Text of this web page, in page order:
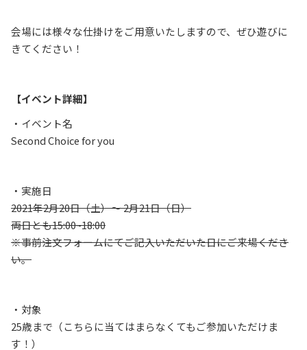
会場には様々な仕掛けをご用意いたしますので、ぜひ遊びに
きてください！
【イベント詳細】
・イベント名
Second Choice for you
・実施日
2021年2月20日（土）〜 2月21日（日）
両日とも15:00~18:00
※事前注文フォームにてご記入いただいた日にご来場くださ
い。
・対象
25歳まで（こちらに当てはまらなくてもご参加いただけま
す！）